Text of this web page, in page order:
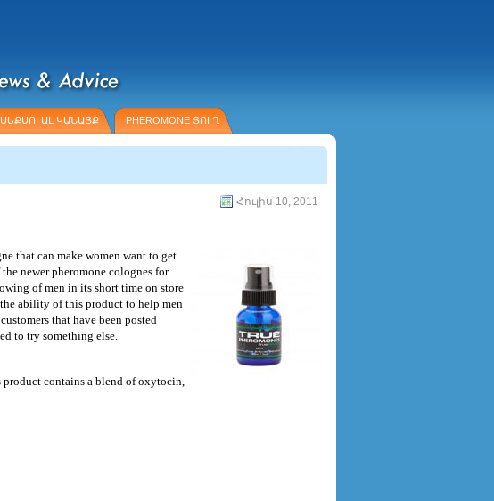
ԿԱՆԱՅՔ PHEROMONE ՅՈՒՂ
Հուլիս 10, 2011
that can make women want to get
newer pheromone colognes for
of men in its short time on store
ability of this product to help men
that have been posted
to try something else.
contains a blend of oxytocin,